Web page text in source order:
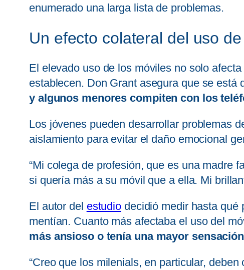
enumerado una larga lista de problemas.
Un efecto colateral del uso
El elevado uso de los móviles no solo
establecen. Don Grant asegura que se está
y algunos menores compiten con los
Los jóvenes pueden desarrollar problemas
aislamiento para evitar el daño emocional
“Mi colega de profesión, que es una madre
si quería más a su móvil que a ella. Mi
El autor del estudio decidió medir hasta qué
mentían. Cuanto más afectaba el uso del
más ansioso o tenía una mayor
“Creo que los milenials, en particular,